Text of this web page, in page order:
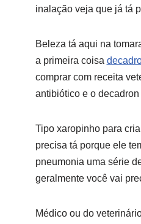
inalação veja que já tá
Beleza tá aqui na
a primeira coisa
comprar com receita
antibiótico e o
Tipo xaropinho para
precisa tá porque ele
pneumonia uma série
geralmente você vai
Médico ou do